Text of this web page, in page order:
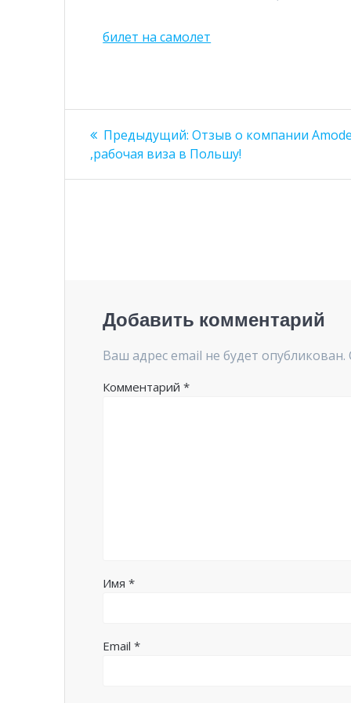
билет на самолет
Навигация
по
Предыдущий: Предыдущая
запись:
Отзыв о компании
,рабочая виза в Польшу!
Добавить комментарий
Ваш адрес email не будет опубликован.
Комментарий*
Имя*
Email*